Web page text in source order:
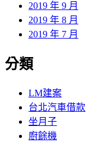
2019 年 9 月
2019 年 8 月
2019 年 7 月
分類
LM建案
台北汽車借款
坐月子
廚餘機